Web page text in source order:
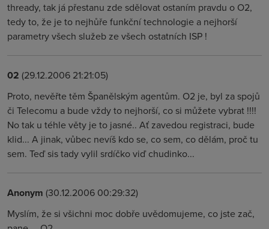
thready, tak já přestanu zde sdělovat ostaním pravdu o O2,
tedy to, že je to nejhůře funkční technologie a nejhorší
parametry všech služeb ze všech ostatních ISP !
02 (29.12.2006 21:21:05)
Proto, nevěřte těm Španělským agentům. O2 je, byl za spojů
či Telecomu a bude vždy to nejhorší, co si můžete vybrat !!!!
No tak u téhle věty je to jasné.. Ať zavedou registraci, bude
klid... A jinak, vůbec nevíš kdo se, co sem, co dělám, proč tu
sem. Teď sis tady vylil srdíčko viď chudinko...
Anonym (30.12.2006 00:29:32)
Myslím, že si všichni moc dobře uvědomujeme, co jste zač,